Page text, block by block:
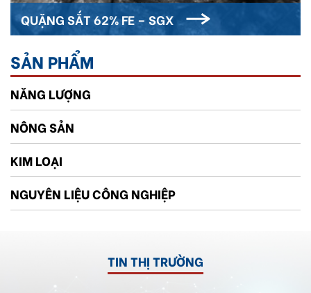
QUẶNG SẮT 62% FE – SGX
SẢN PHẨM
NĂNG LƯỢNG
NÔNG SẢN
KIM LOẠI
NGUYÊN LIỆU CÔNG NGHIỆP
TIN THỊ TRƯỜNG